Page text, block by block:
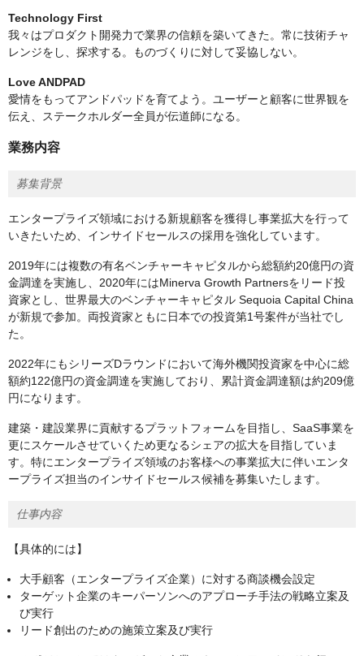
Technology First
我々はプロダクト開発力で業界の信頼を築いてきた。常に技術チャ
レンジをし、探求する。ものづくりに対して妥協しない。
Love ANDPAD
愛情をもってアンドパッドを育てよう。ユーザーと顧客に世界観を
伝え、ステークホルダー全員が伝道師になる。
業務内容
募集背景
エンタープライズ領域における新規顧客を獲得し事業拡大を行って
いきたいため、インサイドセールスの採用を強化しています。
2019年には複数の有名ベンチャーキャピタルから総額約20億円の資
金調達を実施し、2020年にはMinerva Growth Partnersをリード投
資家とし、世界最大のベンチャーキャピタル Sequoia Capital China
が新規で参加。両投資家ともに日本での投資第1号案件が当社でし
た。
2022年にもシリーズDラウンドにおいて海外機関投資家を中心に総
額約122億円の資金調達を実施しており、累計資金調達額は約209億
円になります。
建築・建設業界に貢献するプラットフォームを目指し、SaaS事業を
更にスケールさせていくため更なるシェアの拡大を目指していま
す。特にエンタープライズ領域のお客様への事業拡大に伴いエンタ
ープライズ担当のインサイドセールス候補を募集いたします。
仕事内容
【具体的には】
大手顧客（エンタープライズ企業）に対する商談機会設定
ターゲット企業のキーパーソンへのアプローチ手法の戦略立案及
び実行
リード創出のための施策立案及び実行